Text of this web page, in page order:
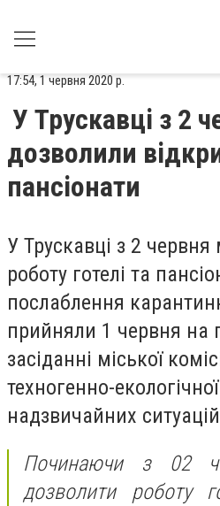
17:54, 1 червня 2020 р.
У Трускавці з 2
дозволили
пансіонати
У Трускавці з 2
роботу готелі та
послаблення
прийняли 1 червня на
засіданні міської
техногенно-
надзвичайних
Починаючи з 02
дозволитироботу